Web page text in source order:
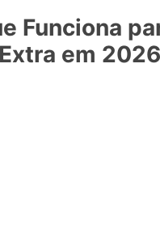
Funciona
em 2026